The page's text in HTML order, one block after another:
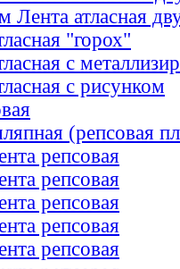
Лента атласная
"горох"
с
с рисунком
(репсовая
репсовая
репсовая
репсовая
репсовая
репсовая